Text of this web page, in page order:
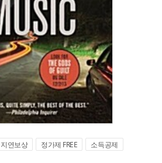
지연보상 정가제 FREE
소득공제